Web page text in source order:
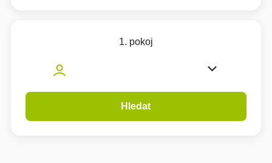
1. pokoj
Hledat